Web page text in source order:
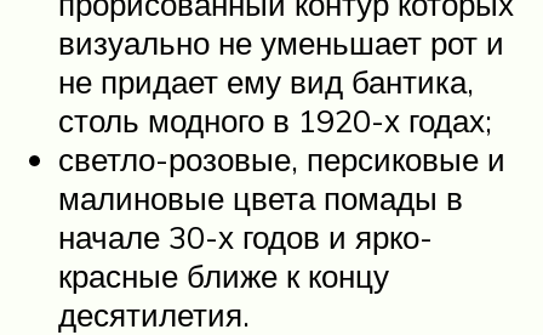
визуально не уменьшает рот и
не придает ему вид бантика,
столь модного в 1920-х годах;
светло-розовые, персиковые и
малиновые цвета помады в
начале 30-х годов и ярко-
красные ближе к концу
десятилетия.